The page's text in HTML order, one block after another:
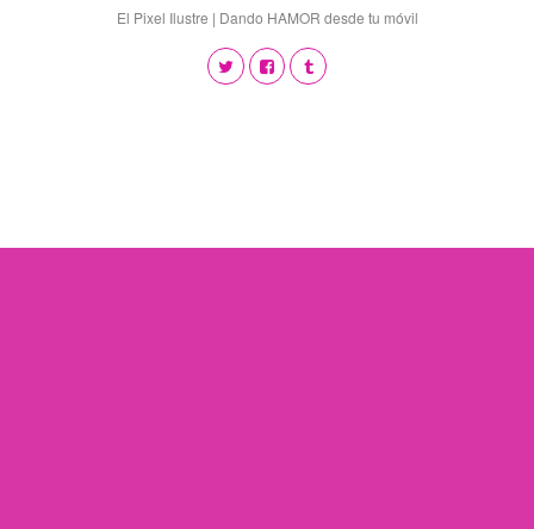
El Pixel Ilustre | Dando HAMOR desde tu móvil